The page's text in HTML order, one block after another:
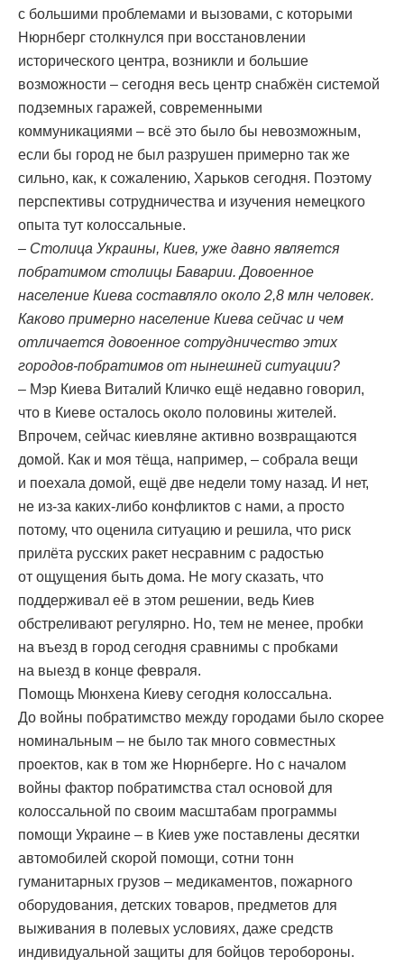
с большими проблемами и вызовами, с которыми
Нюрнберг столкнулся при восстановлении
исторического центра, возникли и большие
возможности – сегодня весь центр снабжён системой
подземных гаражей, современными
коммуникациями – всё это было бы невозможным,
если бы город не был разрушен примерно так же
сильно, как, к сожалению, Харьков сегодня. Поэтому
перспективы сотрудничества и изучения немецкого
опыта тут колоссальные.
– Столица Украины, Киев, уже давно является
побратимом столицы Баварии. Довоенное
население Киева составляло около 2,8 млн человек.
Каково примерно население Киева сейчас и чем
отличается довоенное сотрудничество этих
городов-побратимов от нынешней ситуации?
– Мэр Киева Виталий Кличко ещё недавно говорил,
что в Киеве осталось около половины жителей.
Впрочем, сейчас киевляне активно возвращаются
домой. Как и моя тёща, например, – собрала вещи
и поехала домой, ещё две недели тому назад. И нет,
не из-за каких-либо конфликтов с нами, а просто
потому, что оценила ситуацию и решила, что риск
прилёта русских ракет несравним с радостью
от ощущения быть дома. Не могу сказать, что
поддерживал её в этом решении, ведь Киев
обстреливают регулярно. Но, тем не менее, пробки
на въезд в город сегодня сравнимы с пробками
на выезд в конце февраля.
Помощь Мюнхена Киеву сегодня колоссальна.
До войны побратимство между городами было скорее
номинальным – не было так много совместных
проектов, как в том же Нюрнберге. Но с началом
войны фактор побратимства стал основой для
колоссальной по своим масштабам программы
помощи Украине – в Киев уже поставлены десятки
автомобилей скорой помощи, сотни тонн
гуманитарных грузов – медикаментов, пожарного
оборудования, детских товаров, предметов для
выживания в полевых условиях, даже средств
индивидуальной защиты для бойцов теробороны.